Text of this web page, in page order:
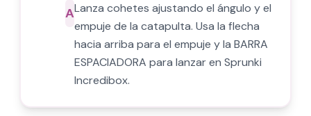
ALanza cohetes ajustando el ángulo y el
empuje de la catapulta. Usa la flecha
hacia arriba para el empuje y la BARRA
ESPACIADORA para lanzar en Sprunki
Incredibox.